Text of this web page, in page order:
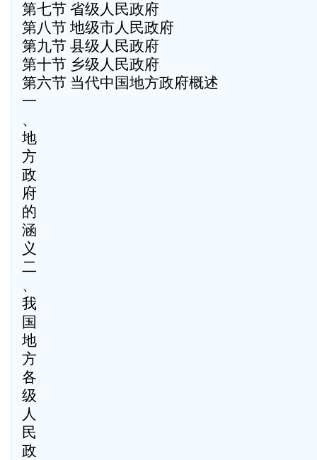
第七节 省级人民政府
第八节 地级市人民政府
第九节 县级人民政府
第十节 乡级人民政府
第六节 当代中国地方政府概述
一
、
地
方
政
府
的
涵
义
二
、
我
国
地
方
各
级
人
民
政